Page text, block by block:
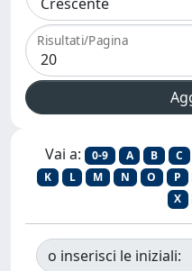
Risultati/Pagina
Vai a: 0-9 A B C
K
L M N O P
X
o inserisci le iniziali: